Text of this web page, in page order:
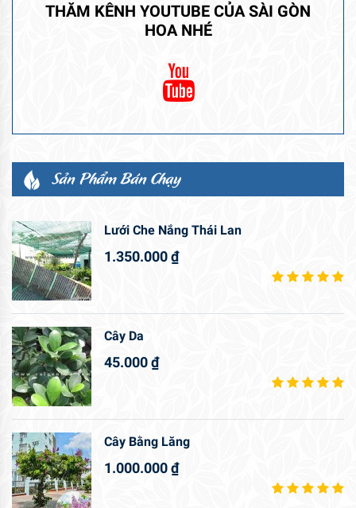
THĂM KÊNH YOUTUBE CỦA SÀI GÒN
HOA NHÉ
Sản Phẩm Bán Chạy
Lưới Che Nắng Thái Lan
1.350.000₫
Cây Da
45.000₫
Cây Bằng Lăng
1.000.000₫